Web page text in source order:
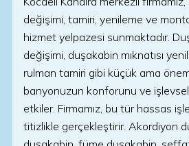
değişimi, tamiri, yenileme ve
hizmet yelpazesi sunmaktadır.
değişimi, duşakabin mıknatısı
rulman tamiri gibi küçük ama
banyonuzun konforunu ve
etkiler. Firmamız, bu tür hassas
titizlikle gerçekleştirir. Akordiyon